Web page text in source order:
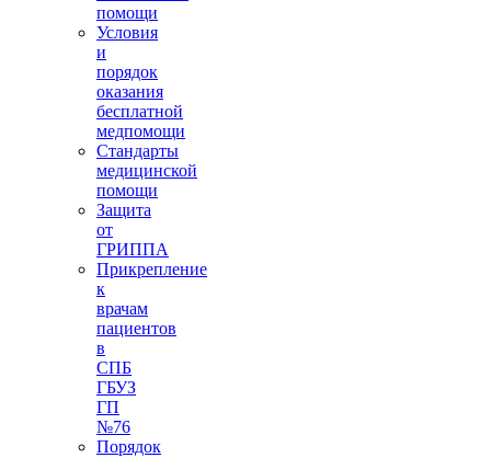
помощи
Условия
и
порядок
оказания
бесплатной
медпомощи
Стандарты
медицинской
помощи
Защита
от
ГРИППА
Прикрепление
к
врачам
пациентов
в
СПБ
ГБУЗ
ГП
№76
Порядок